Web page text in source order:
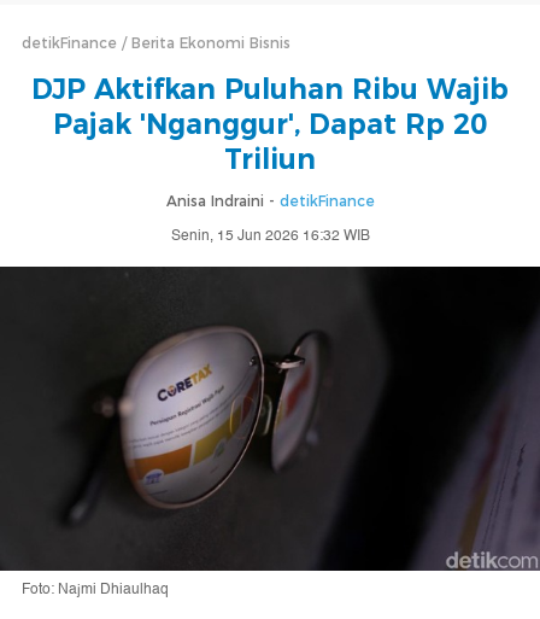
detikFinance Berita Ekonomi Bisnis
DJP Aktifkan Puluhan Ribu Wajib
Pajak 'Nganggur', Dapat Rp 20
Triliun
Anisa Indraini - detikFinance
Senin, 15 Jun 2026 16:32 WIB
Foto: Najmi Dhiaulhaq